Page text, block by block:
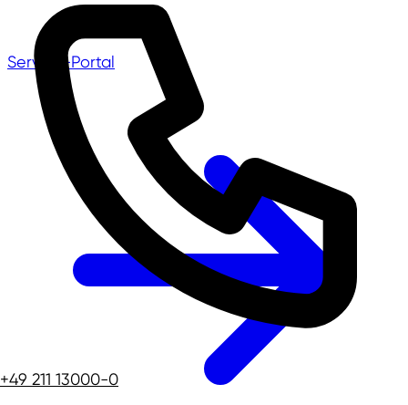
Service-Portal
+49 211 13000-0